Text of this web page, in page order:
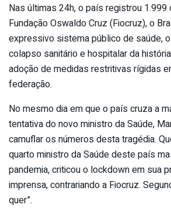
Nas últimas 24h, o país registrou 1.999
Fundação Oswaldo Cruz (Fiocruz), o
expressivo sistema público de saúde,
colapso sanitário e hospitalar da
adoção de medidas restritivas rígidas
federação.
No mesmo dia em que o país cruza a
tentativa do novo ministro da Saúde,
camuflar os números desta tragédia.
quarto ministro da Saúde deste país
pandemia, criticou o lockdown em sua
imprensa, contrariando a Fiocruz.
quer”.